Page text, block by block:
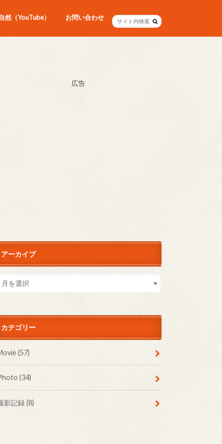
然（YouTube） お問い合わせ
広告
アーカイブ
カテゴリー
(57)
(34)
影記録(8)